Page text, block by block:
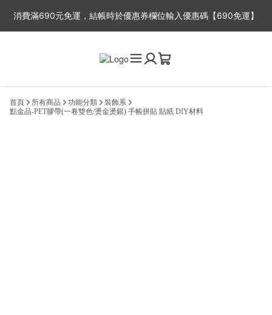
消費滿690元免運，結帳時於優惠券欄位輸入優惠碼【690免運】
2-3工作天出貨，抱歉無法指定出貨時間喔~
首頁 所有商品 功能分類
裝飾系
點金品-PET膠帶(一卷雙色/燙金燙銀) 手帳拼貼 貼紙 DIY材料